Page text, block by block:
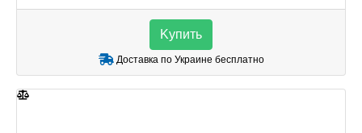
Kупить
Доставка по Украине бесплатно